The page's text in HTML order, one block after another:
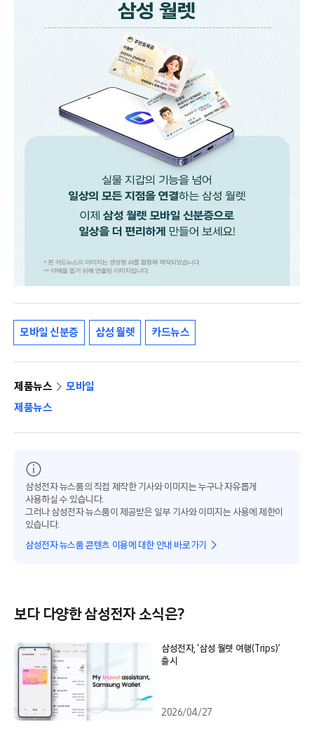
모바일 신분증 삼성 월렛 카드뉴스
제품뉴스
모바일
제품뉴스
삼성전자 뉴스룸의 직접 제작한 기사와 이미지는 누구나 자유롭게
사용하실 수 있습니다.
그러나 삼성전자 뉴스룸이 제공받은 일부 기사와 이미지는 사용에 제한이
있습니다.
삼성전자 뉴스룸 콘텐츠 이용에 대한 안내 바로가기
보다 다양한 삼성전자 소식은?
삼성전자, ‘삼성 월렛 여행(Trips)’
출시
2026/04/27